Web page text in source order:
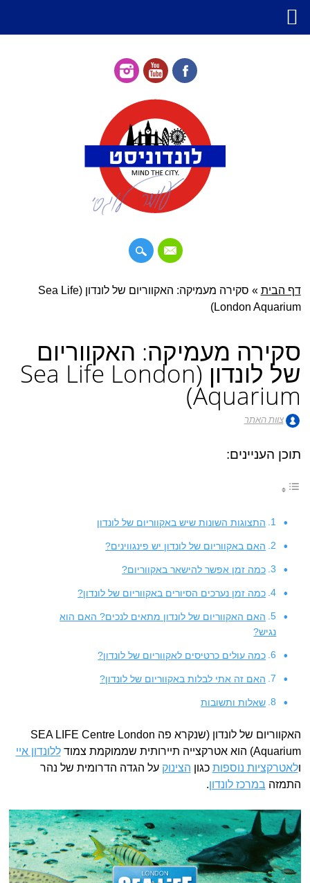
תפריט ראשי
דילוג
לתוכן
דף הבית »
סקירה מעמיקה: האקווריום של לונדון (Sea Life
London Aquarium)
סקירה מעמיקה: האקווריום
של לונדון (Sea Life London
Aquarium)
צוות האתר
תוכן העניינים:
התצוגות השונות שיש באקווריום של לונדון
האם באקווריום של לונדון יש פינגווינים?
כמה זמן אפשר להישאר באקווריום?
כמה זמן נערכים הסיורים באקווריום של לונדון?
האם האקווריום של לונדון מתאים לנכים? האם הוא
נגיש?
כמה עולים כרטיסים לאקווריום של לונדון?
האם זה אתי לבלות באקווריום של לונדון?
שאלות ותשובות
האקווריום של לונדון (שנקרא פה SEA LIFE Centre London
Aquarium) הוא אטרקצייה תיירותית שממוקמת צמוד
ללונדון איי
ולאטרקציות נוספות כגון הצינוק על הגדה הדרומית של נהר
התמזה במרכז לונדון.